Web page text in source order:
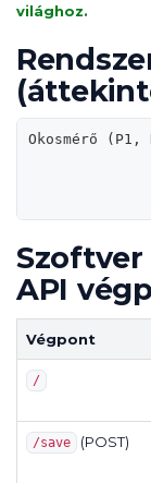
világhoz.
Okosmérő (P1,
API
Végpont
/
/save (POST)